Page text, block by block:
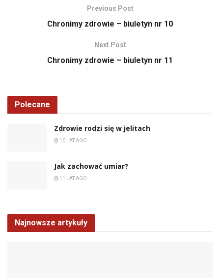
Previous Post
Chronimy zdrowie – biuletyn nr 10
Next Post
Chronimy zdrowie – biuletyn nr 11
Polecane
Zdrowie rodzi się w jelitach
10 LAT AGO
Jak zachować umiar?
11 LAT AGO
Najnowsze artykuły